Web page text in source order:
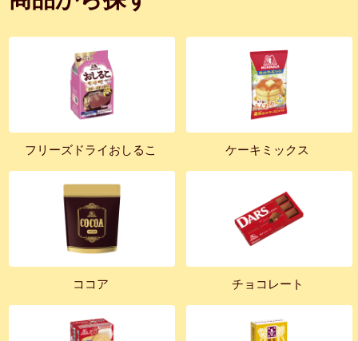
フリーズドライおしるこ ケーキミックス
ココア チョコレート